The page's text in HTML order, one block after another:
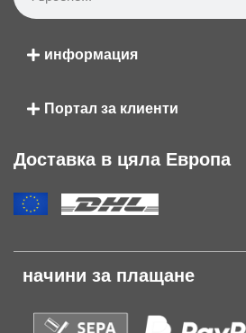
информация
Портал за клиенти
Доставка в цяла Европа
начини за плащане